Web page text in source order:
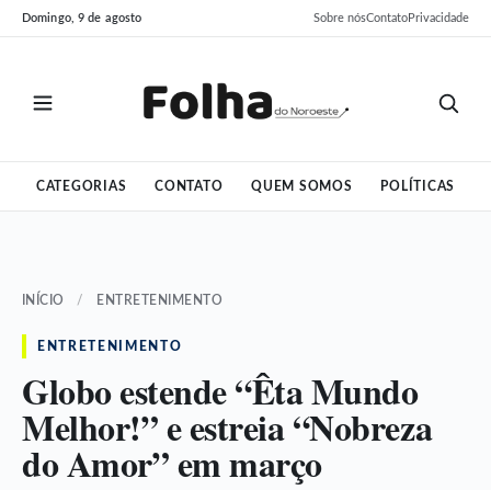
Pular
para
Pular
para
Domingo, 9 de agosto Sobre nósContatoPrivacidade
CATEGORIAS CONTATO QUEM SOMOS POLÍTICAS
INÍCIO / ENTRETENIMENTO
ENTRETENIMENTO
Globo estende “Êta Mundo
Melhor!” e estreia “Nobreza
do Amor” em março